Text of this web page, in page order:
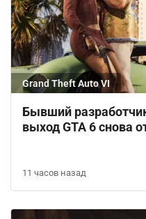
Grand Theft Auto VI
Бывший
выход GTA 6 снова
11 часов назад